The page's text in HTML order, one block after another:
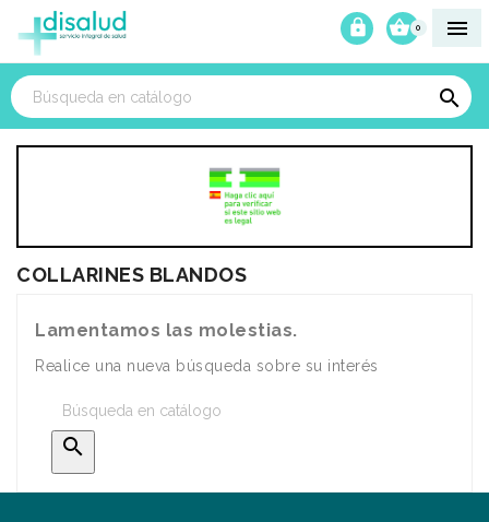

0



COLLARINES BLANDOS
Lamentamos las molestias.
Realice una nueva búsqueda sobre su interés
